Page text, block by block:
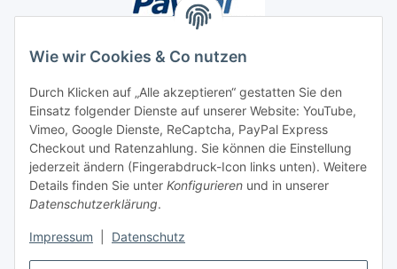
Wie wir Cookies & Co nutzen
Durch Klicken auf „Alle akzeptieren“ gestatten Sie den
Einsatz folgender Dienste auf unserer Website: YouTube,
Vimeo, Google Dienste, ReCaptcha, PayPal Express
Checkout und Ratenzahlung. Sie können die Einstellung
jederzeit ändern (Fingerabdruck-Icon links unten). Weitere
Details finden Sie unter Konfigurieren und in unserer
Datenschutzerklärung.
Impressum Datenschutz
Unsere Seiten
Social Media
Vertrag widerrufen